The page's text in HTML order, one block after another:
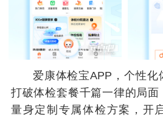
爱康体检宝APP，个性化
打破体检套餐千篇一律的局
量身定制专属体检方案，开